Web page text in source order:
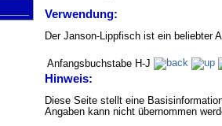
Verwendung:
Der Janson-Lippfisch ist ein beliebter
Anfangsbuchstabe H-J
Hinweis:
Diese Seite stellt eine
Angaben kann nicht übernommen